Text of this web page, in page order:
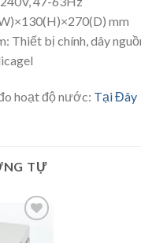
mm
Thiết bị chính, dây
hoạt độ nước: Tại Đây
TỰ